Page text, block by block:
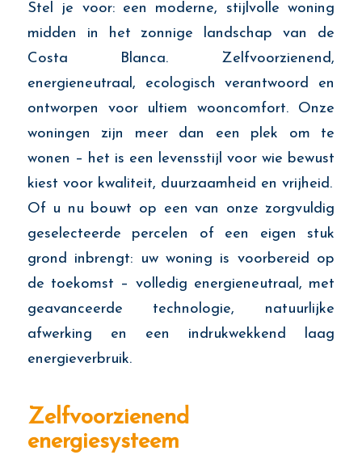
Stel je voor: een moderne, stijlvolle woning
midden in het zonnige landschap van de
Costa Blanca. Zelfvoorzienend,
energieneutraal, ecologisch verantwoord en
ontworpen voor ultiem wooncomfort. Onze
woningen zijn meer dan een plek om te
wonen – het is een levensstijl voor wie bewust
kiest voor kwaliteit, duurzaamheid en vrijheid.
Of u nu bouwt op een van onze zorgvuldig
geselecteerde percelen of een eigen stuk
grond inbrengt: uw woning is voorbereid op
de toekomst – volledig energieneutraal, met
geavanceerde technologie, natuurlijke
afwerking en een indrukwekkend laag
energieverbruik.
Zelfvoorzienend
energiesysteem